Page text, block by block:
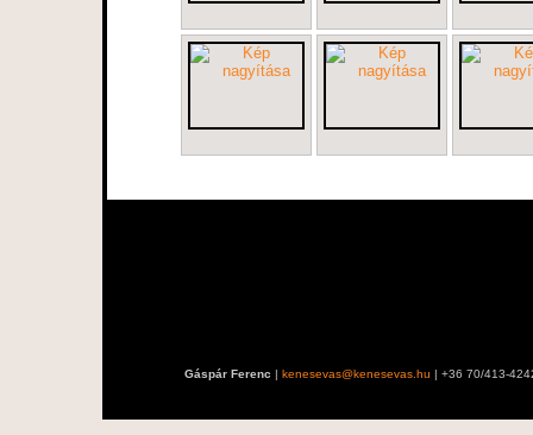
Gáspár Ferenc | kenesevas@kenesevas.hu | +36 70/413-